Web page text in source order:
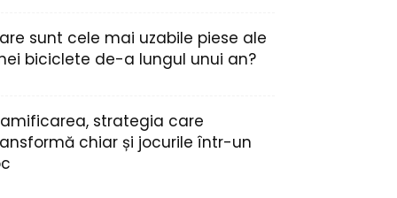
sunt cele mai uzabile piese ale
biciclete de-a lungul unui an?
strategia care
chiar și jocurile într-un